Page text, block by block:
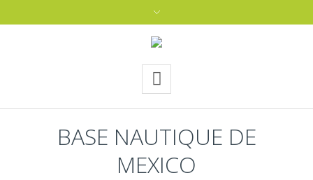
BASE NAUTIQUE DE
MEXICO